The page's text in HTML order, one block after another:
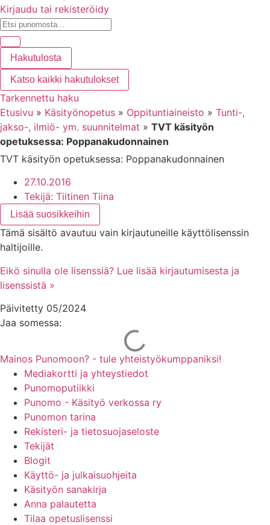
Kirjaudu tai rekisteröidy
Hakutulosta
Katso kaikki hakutulokset
Tarkennettu haku
Etusivu » Käsityönopetus » Oppituntiaineisto » Tunti-,
jakso-, ilmiö- ym. suunnitelmat » TVT käsityön
opetuksessa: Poppanakudonnainen
TVT käsityön opetuksessa: Poppanakudonnainen
27.10.2016
Tekijä: Tiitinen Tiina
Lisää suosikkeihin
Tämä sisältö avautuu vain kirjautuneille käyttölisenssin
haltijoille.
Eikö sinulla ole lisenssiä? Lue lisää kirjautumisesta ja
lisenssistä »
Päivitetty 05/2024
Jaa somessa:
Mainos Punomoon? - tule yhteistyökumppaniksi!
Mediakortti ja yhteystiedot
Punomoputiikki
Punomo - Käsityö verkossa ry
Punomon tarina
Rekisteri- ja tietosuojaseloste
Tekijät
Blogit
Käyttö- ja julkaisuohjeita
Käsityön sanakirja
Anna palautetta
Tilaa opetuslisenssi